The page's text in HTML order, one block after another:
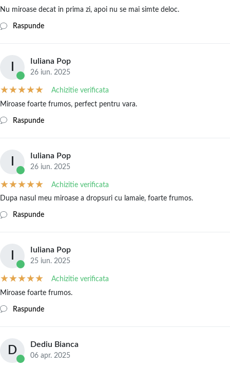
Nu miroase decat in prima zi, apoi nu se mai simte deloc.
Raspunde
Iuliana Pop
26 iun. 2025
Achizitie verificata
Miroase foarte frumos, perfect pentru vara.
Raspunde
Iuliana Pop
26 iun. 2025
Achizitie verificata
Dupa nasul meu miroase a dropsuri cu lamaie, foarte frumos.
Raspunde
Iuliana Pop
25 iun. 2025
Achizitie verificata
Miroase foarte frumos.
Raspunde
D Dediu Bianca
06 apr. 2025